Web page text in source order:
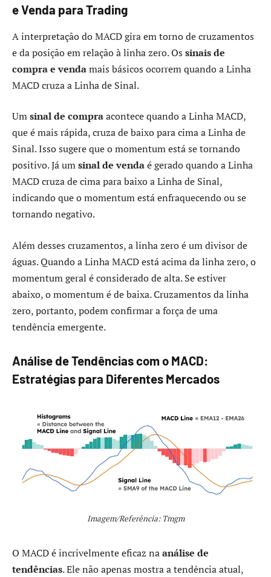
e Venda para Trading
A interpretação do MACD gira em torno de cruzamentos
e da posição em relação à linha zero. Os sinais de
compra e vendamais básicos ocorrem quando a Linha
MACD cruza a Linha de Sinal.
Umsinal de compraacontece quando a Linha MACD,
que é mais rápida, cruza de baixo para cima a Linha de
Sinal. Isso sugere que o momentum está se tornando
positivo. Já umsinal de vendaé gerado quando a Linha
MACD cruza de cima para baixo a Linha de Sinal,
indicando que o momentum está enfraquecendo ou se
tornando negativo.
Além desses cruzamentos, a linha zero é um divisor de
águas. Quando a Linha MACD está acima da linha zero, o
momentum geral é considerado de alta. Se estiver
abaixo, o momentum é de baixa. Cruzamentos da linha
zero, portanto, podem confirmar a força de uma
tendência emergente.
Análise de Tendências com o MACD:
Estratégias para Diferentes Mercados
Imagem/Referência: Tmgm
O MACD é incrivelmente eficaz naanálise de
tendências. Ele não apenas mostra a tendência atual,